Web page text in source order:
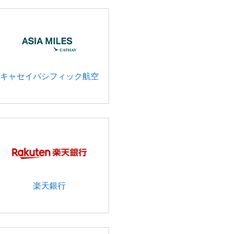
キャセイパシフィック航空
楽天銀行